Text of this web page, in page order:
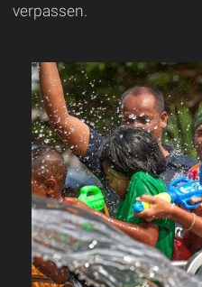
verpassen.